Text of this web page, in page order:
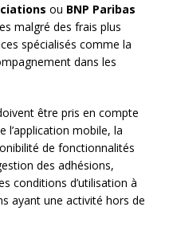
ou BNP Paribas
malgré des frais plus
spécialisés comme la
dans les
être pris en compte
l’application mobile, la
de fonctionnalités
des adhésions,
conditions d’utilisation à
ayant une activité hors de